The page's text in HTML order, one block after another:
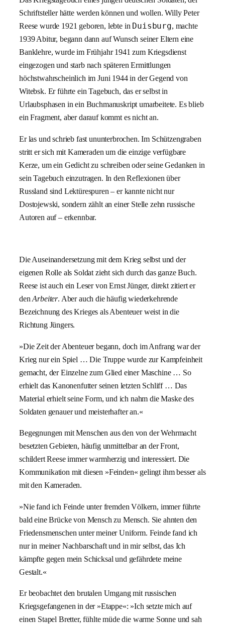
Schriftsteller hätte werden können und wollen. Willy Peter
Reese wurde 1921 geboren, lebte in Duisburg, machte
1939 Abitur, begann dann auf Wunsch seiner Eltern eine
Banklehre, wurde im Frühjahr 1941 zum Kriegsdienst
eingezogen und starb nach späteren Ermittlungen
höchstwahrscheinlich im Juni 1944 in der Gegend von
Witebsk. Er führte ein Tagebuch, das er selbst in
Urlaubsphasen in ein Buchmanuskript umarbeitete. Es blieb
ein Fragment, aber darauf kommt es nicht an.
Er las und schrieb fast ununterbrochen. Im Schützengraben
stritt er sich mit Kameraden um die einzige verfügbare
Kerze, um ein Gedicht zu schreiben oder seine Gedanken in
sein Tagebuch einzutragen. In den Reflexionen über
Russland sind Lektürespuren – er kannte nicht nur
Dostojewski, sondern zählt an einer Stelle zehn russische
Autoren auf – erkennbar.
Die Auseinandersetzung mit dem Krieg selbst und der
eigenen Rolle als Soldat zieht sich durch das ganze Buch.
Reese ist auch ein Leser von Ernst Jünger, direkt zitiert er
denArbeiter. Aber auch die häufig wiederkehrende
Bezeichnung des Krieges als Abenteuer weist in die
Richtung Jüngers.
»Die Zeit der Abenteuer begann, doch im Anfrang war der
Krieg nur ein Spiel … Die Truppe wurde zur Kampfeinheit
gemacht, der Einzelne zum Glied einer Maschine … So
erhielt das Kanonenfutter seinen letzten Schliff … Das
Material erhielt seine Form, und ich nahm die Maske des
Soldaten genauer und meisterhafter an.«
Begegnungen mit Menschen aus den von der Wehrmacht
besetzten Gebieten, häufig unmittelbar an der Front,
schildert Reese immer warmherzig und interessiert. Die
Kommunikation mit diesen »Feinden« gelingt ihm besser als
mit den Kameraden.
»Nie fand ich Feinde unter fremden Völkern, immer führte
bald eine Brücke von Mensch zu Mensch. Sie ahnten den
Friedensmenschen unter meiner Uniform. Feinde fand ich
nur in meiner Nachbarschaft und in mir selbst, das Ich
kämpfte gegen mein Schicksal und gefährdete meine
Gestalt.«
Er beobachtet den brutalen Umgang mit russischen
Kriegsgefangenen in der »Etappe«: »Ich setzte mich auf
einen Stapel Bretter, fühlte müde die warme Sonne und sah